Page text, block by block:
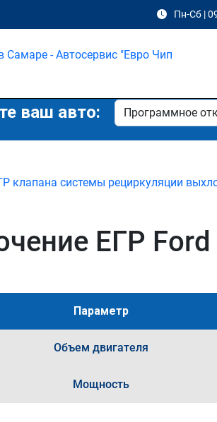
Пн-Сб |
ваш авто:
клапана системы рециркуляции
ЕГР Ford
Параметр
Объем двигателя
Мощность